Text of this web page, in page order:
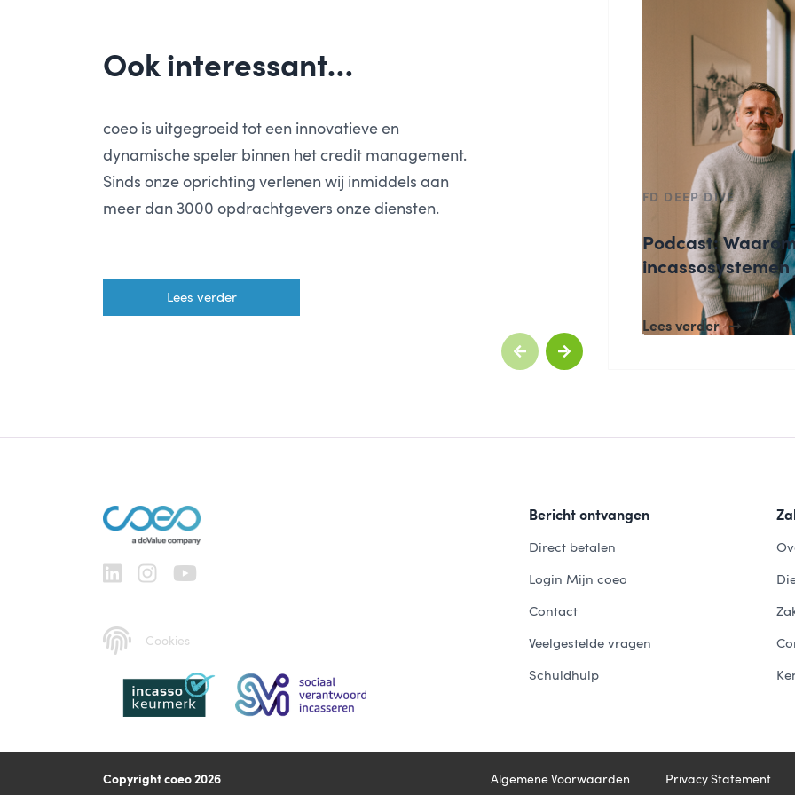
Ook interessant…
coeo is uitgegroeid tot een innovatieve en
dynamische speler binnen het credit management.
Sinds onze oprichting verlenen wij inmiddels aan
meer dan 3000 opdrachtgevers onze diensten.
Lees verder
FD DEEP DIVE
Podcast:
Lees verder
Cookies
Bericht ontvangen
Direct betalen
Login Mijn coeo
Contact
Veelgestelde vragen
Schuldhulp
Copyright coeo 2026 Algemene Voorwaarden Privacy Statement